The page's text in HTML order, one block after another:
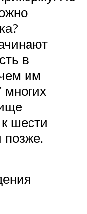
в
им
многих
шести